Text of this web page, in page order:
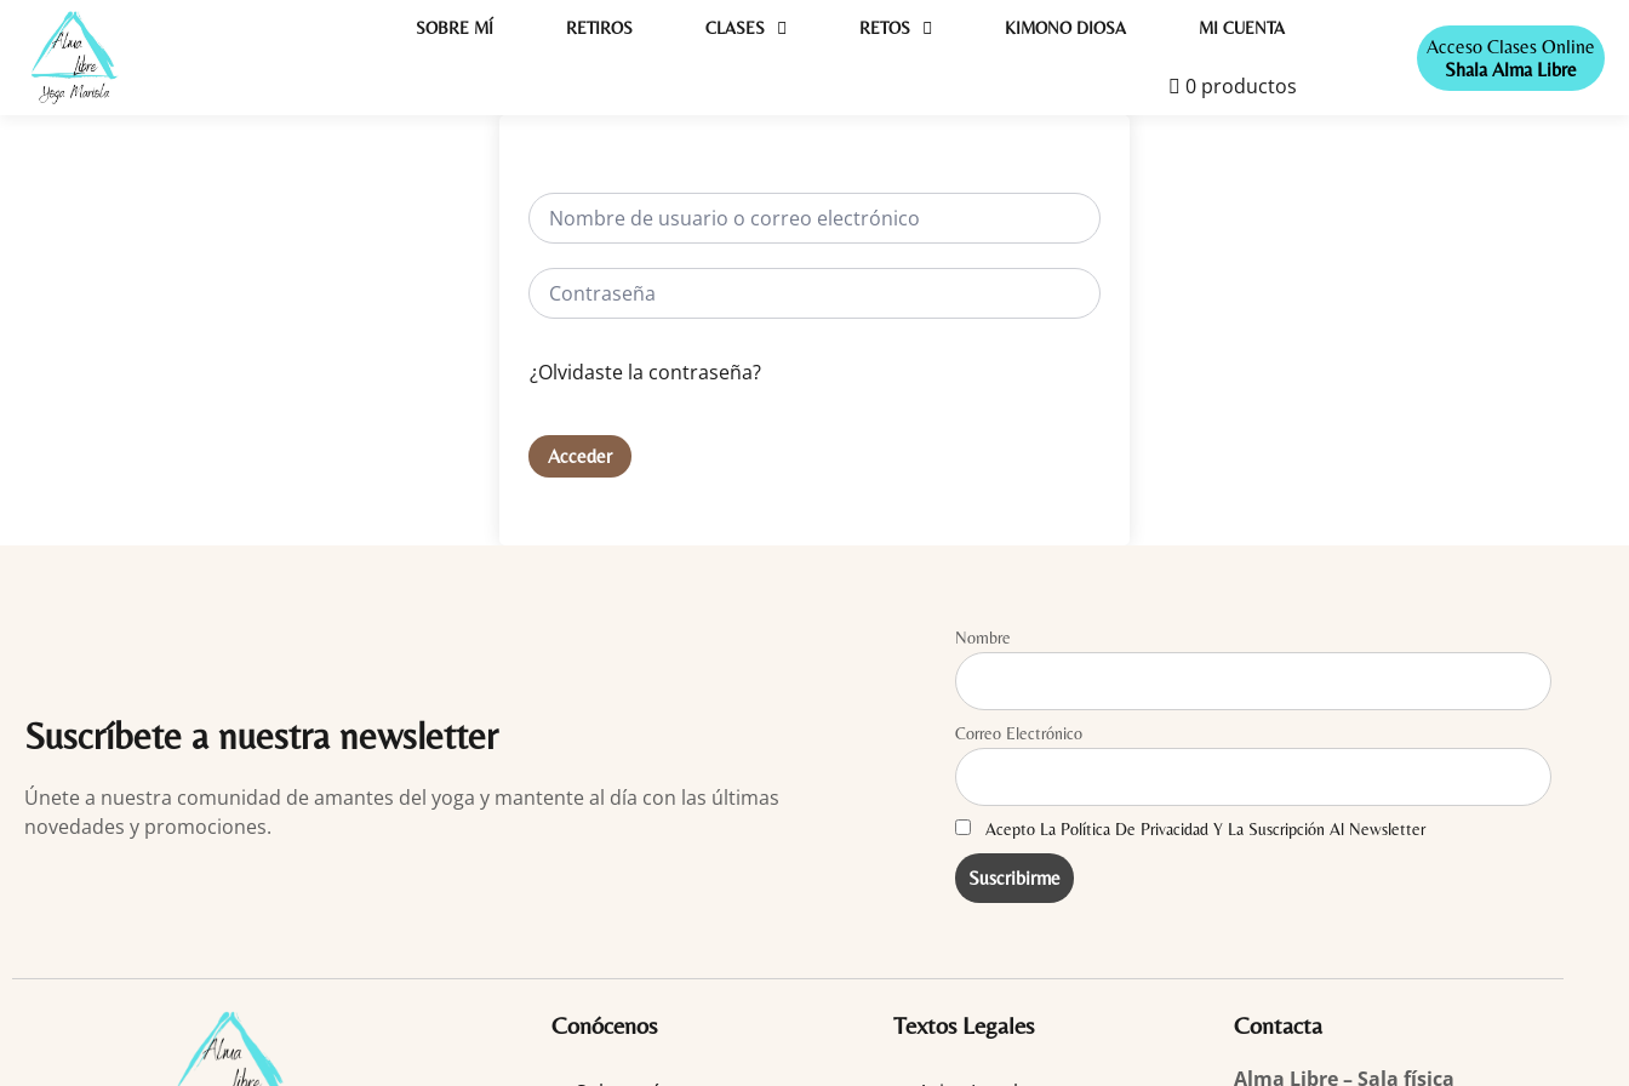
SOBRE MÍ RETIROS CLASES RETOS KIMONO DIOSA MI CUENTA
0 productos
Acceso Clases Online
Shala Alma Libre
¿Olvidaste la contraseña?
Acceder
Suscríbete a nuestra newsletter
Únete a nuestra comunidad de amantes del yoga y mantente al día con las últimas
novedades y promociones.
Nombre
Correo Electrónico
Acepto La Política De Privacidad Y La Suscripción Al Newsletter
Conócenos Textos Legales Contacta
Alma Libre – Sala física